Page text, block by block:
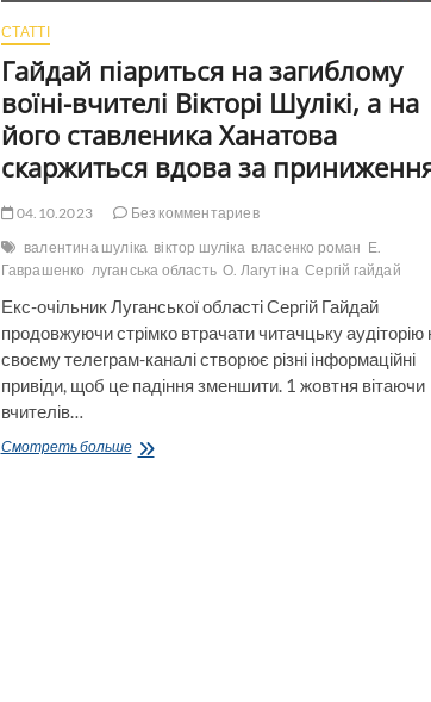
СТАТТІ
Гайдай піариться на загиблому
воїні-вчителі Вікторі Шулікі, а на
його ставленика Ханатова
скаржиться вдова за
04.10.2023
Без комментариев
валентина шуліка віктор шуліка власенко роман Е.
Гаврашенко луганська область О. Лагутіна Сергій гайдай
Екс-очільник Луганської області Сергій Гайдай
продовжуючи стрімко втрачати читачцьку аудіторію
своєму телеграм-каналі створює різні інформаційні
привіди, щоб це падіння зменшити. 1 жовтня вітаючи
вчителів…
Смотреть большеГайдай